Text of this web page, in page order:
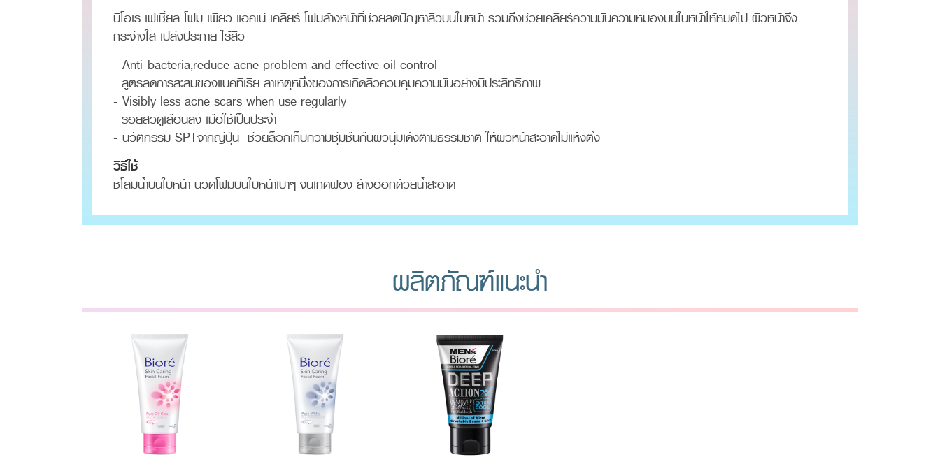
บิโอเร เฟเชี่ยล โฟม เพียว แอคเน่ เคลียร์ โฟมล้างหน้าที่ช่วยลดปัญหาสิวบนใบหน้า รวมถึงช่วยเคลียร์ความมันความหมองบนใบหน้าให้หมดไป ผิวหน้าจึง
กระจ่างใส เปล่งประกาย ไร้สิว
- Anti-bacteria,reduce acne problem and effective oil control
สูตรลดการสะสมของแบคทีเรีย สาเหตุหนึ่งของการเกิดสิวควบคุมความมันอย่างมีประสิทธิภาพ
- Visibly less acne scars when use regularly
รอยสิวดูเลือนลง เมื่อใช้เป็นประจำ
- นวัตกรรม SPTจากญี่ปุ่น ช่วยล็อกเก็บความชุ่มชื่นคืนผิวนุ่มเด้งตามธรรมชาติ ให้ผิวหน้าสะอาดไม่แห้งตึง
วิธีใช้
ชโลมน้ำบนใบหน้า นวดโฟมบนใบหน้าเบาๆ จนเกิดฟอง ล้างออกด้วยน้ำสะอาด
ผลิตภัณฑ์แนะนำ